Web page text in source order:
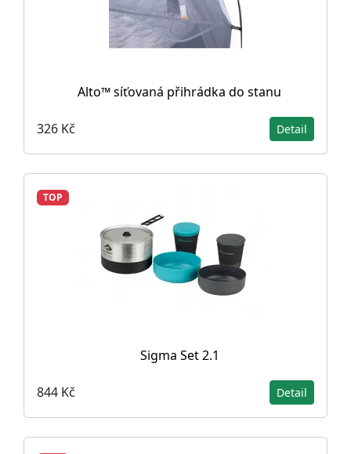
Alto™ síťovaná přihrádka do stanu
326 Kč Detail
TOP
Sigma Set 2.1
844 Kč Detail